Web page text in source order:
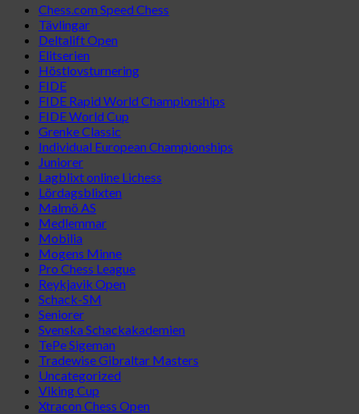
Chess.com Speed Chess
Tävlingar
Deltalift Open
Elitserien
Höstlovsturnering
FIDE
FIDE Rapid World Championships
FIDE World Cup
Grenke Classic
Individual European Championships
Juniorer
Lagblixt online Lichess
Lördagsblixten
Malmö AS
Medlemmar
Mobilia
Mogens Minne
Pro Chess League
Reykjavik Open
Schack-SM
Seniorer
Svenska Schackakademien
TePe Sigeman
Tradewise Gibraltar Masters
Uncategorized
Viking Cup
Xtracon Chess Open